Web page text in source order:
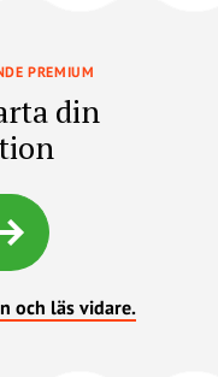
PREMIUM
din
och läs vidare.